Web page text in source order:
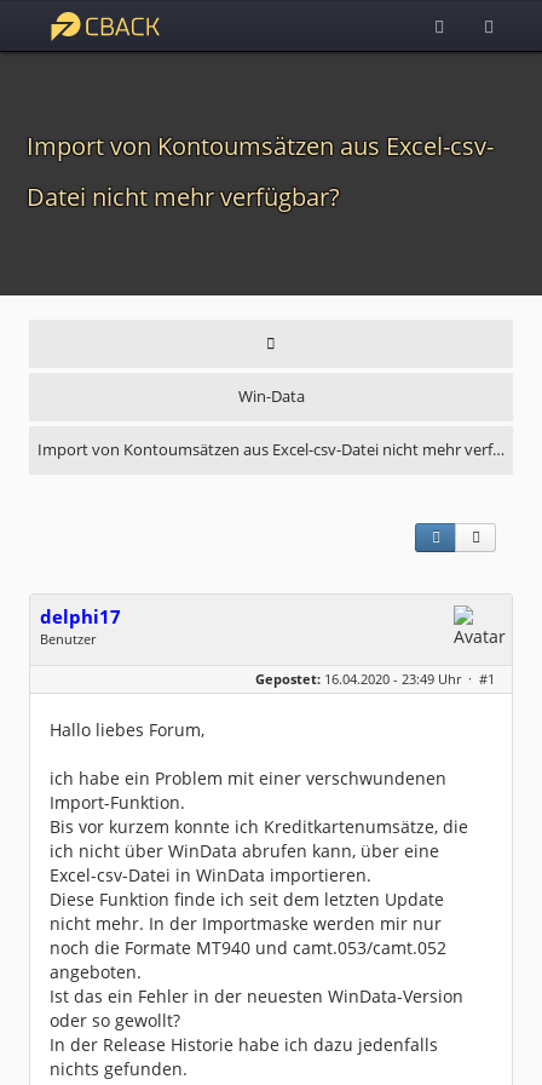
Import von Kontoumsätzen aus Excel-csv-
Datei nicht mehr verfügbar?
Win-Data
Import von Kontoumsätzen aus Excel-csv-Datei nicht mehr verf…
delphi17
Benutzer
Geschlecht:
keine Angabe
Dabei seit:
02 / 2014
Gepostet: 16.04.2020 - 23:49 Uhr · #1
Hallo liebes Forum,
ich habe ein Problem mit einer verschwundenen
Import-Funktion.
Bis vor kurzem konnte ich Kreditkartenumsätze, die
ich nicht über WinData abrufen kann, über eine
Excel-csv-Datei in WinData importieren.
Diese Funktion finde ich seit dem letzten Update
nicht mehr. In der Importmaske werden mir nur
noch die Formate MT940 und camt.053/camt.052
angeboten.
Ist das ein Fehler in der neuesten WinData-Version
oder so gewollt?
In der Release Historie habe ich dazu jedenfalls
nichts gefunden.